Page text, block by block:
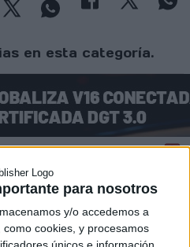
para nosotros
y/o accedemos a
cookies, y procesamos
en esta categoría.